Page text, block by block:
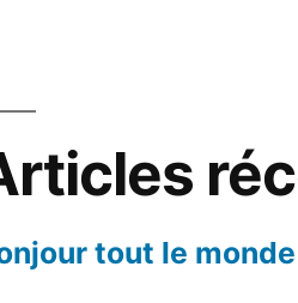
tout le